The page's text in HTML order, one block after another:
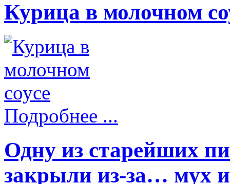
Курица в молочном
Подробнее ...
Одну из старейших
закрыли из-за… мух